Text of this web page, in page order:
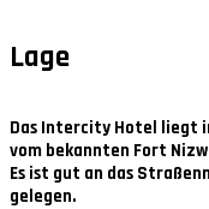
Lage
Das Intercity Hotel liegt
vom bekannten Fort
Es ist gut an das
gelegen.